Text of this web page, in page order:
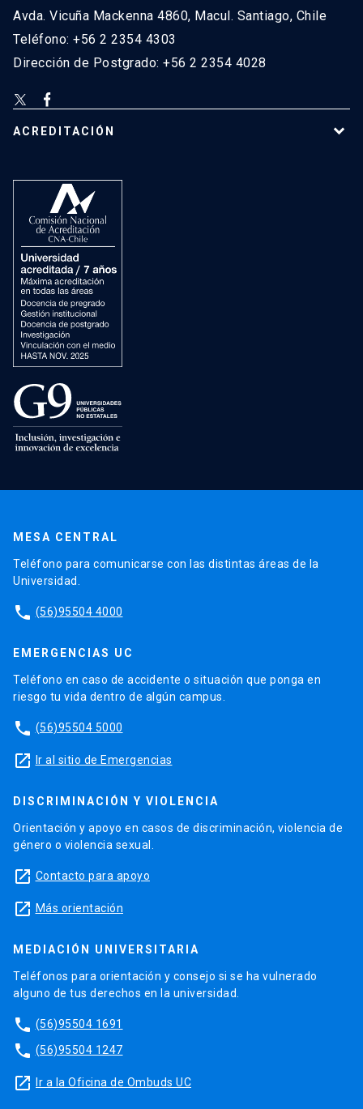
Avda. Vicuña Mackenna 4860, Macul. Santiago, Chile
Teléfono: +56 2 2354 4303
Dirección de Postgrado: +56 2 2354 4028
ACREDITACIÓN
MESA CENTRAL
Teléfono para comunicarse con las distintas áreas de la
Universidad.
phone (56)95504 4000
EMERGENCIAS UC
Teléfono en caso de accidente o situación que ponga en
riesgo tu vida dentro de algún campus.
phone (56)95504 5000
launch Ir al sitio de Emergencias
DISCRIMINACIÓN Y VIOLENCIA
Orientación y apoyo en casos de discriminación, violencia de
género o violencia sexual.
launch Contacto para apoyo
launch Más orientación
MEDIACIÓN UNIVERSITARIA
Teléfonos para orientación y consejo si se ha vulnerado
alguno de tus derechos en la universidad.
phone (56)95504 1691
phone (56)95504 1247
launch Ir a la Oficina de Ombuds UC